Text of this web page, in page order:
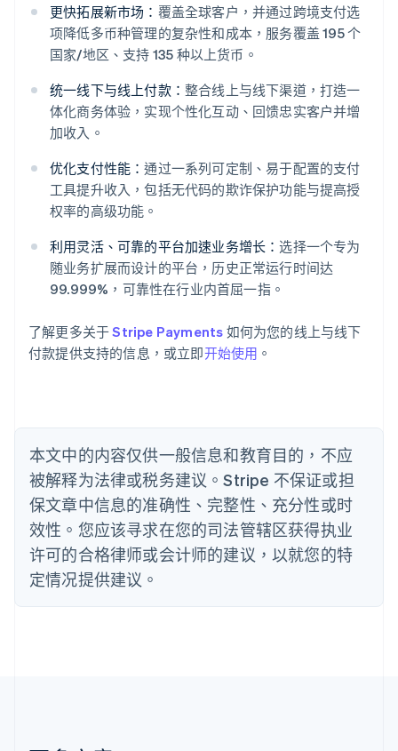
更快拓展新市场： 覆盖全球客户，并通过跨境支付选
项降低多币种管理的复杂性和成本，服务覆盖 195 个
国家/地区、支持 135 种以上货币。
统一线下与线上付款： 整合线上与线下渠道，打造一
体化商务体验，实现个性化互动、回馈忠实客户并增
加收入。
优化支付性能：通过一系列可定制、易于配置的支付
工具提升收入，包括无代码的欺诈保护功能与提高授
权率的高级功能。
利用灵活、可靠的平台加速业务增长：选择一个专为
随业务扩展而设计的平台，历史正常运行时间达
99.999%，可靠性在行业内首屈一指。
了解更多关于Stripe Payments 如何为您的线上与线下
付款提供支持的信息，或立即开始使用 。
本文中的内容仅供一般信息和教育目的，不应
被解释为法律或税务建议。Stripe 不保证或担
保文章中信息的准确性、完整性、充分性或时
效性。您应该寻求在您的司法管辖区获得执业
许可的合格律师或会计师的建议，以就您的特
定情况提供建议。
English
爱尔兰
English
English
奥地利
Deutsch English
澳大利亚
巴西
PortuguêsEnglish
English
丹麦
English
德国
DeutschEnglish
法国
FrançaisEnglish
芬兰
EnglishSvenska
English Italiano